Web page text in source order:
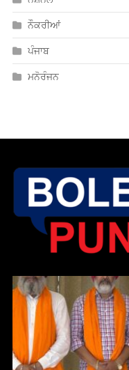
ਮਨੋਰੰਜਨ
ਸ਼ਹੀਦ ਬਾਬਾ ਜੀਵਨ ਸਿੰਘ